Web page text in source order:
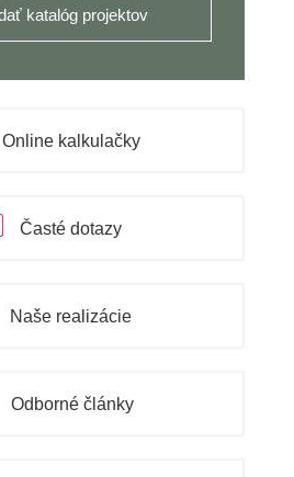
katalóg projektov
Online kalkulačky
Časté dotazy
Naše realizácie
Odborné články